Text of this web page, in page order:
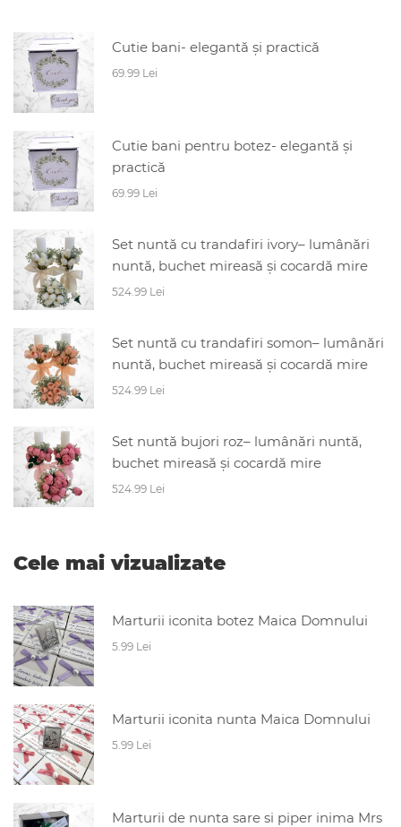
Cutie bani- elegantă și practică
69.99 Lei
Cutie bani pentru botez- elegantă și
practică
69.99 Lei
Set nuntă cu trandafiri ivory– lumânări
nuntă, buchet mireasă și cocardă mire
524.99 Lei
Set nuntă cu trandafiri somon– lumânări
nuntă, buchet mireasă și cocardă mire
524.99 Lei
Set nuntă bujori roz– lumânări nuntă,
buchet mireasă și cocardă mire
524.99 Lei
Cele mai vizualizate
Marturii iconita botez Maica Domnului
5.99 Lei
Marturii iconita nunta Maica Domnului
5.99 Lei
Marturii de nunta sare si piper inima Mrs